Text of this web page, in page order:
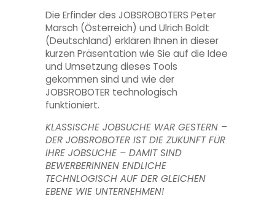
Die Erfinder des JOBSROBOTERS Peter
Marsch (Österreich) und Ulrich Boldt
(Deutschland) erklären Ihnen in dieser
kurzen Präsentation wie Sie auf die Idee
und Umsetzung dieses Tools
gekommen sind und wie der
JOBSROBOTER technologisch
funktioniert.
KLASSISCHE JOBSUCHE WAR GESTERN –
DER JOBSROBOTER IST DIE ZUKUNFT FÜR
IHRE JOBSUCHE – DAMIT SIND
BEWERBERINNEN ENDLICHE
TECHNLOGISCH AUF DER GLEICHEN
EBENE WIE UNTERNEHMEN!